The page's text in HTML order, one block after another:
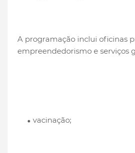
A programação inclui oficinas
empreendedorismo e serviços
vacinação;